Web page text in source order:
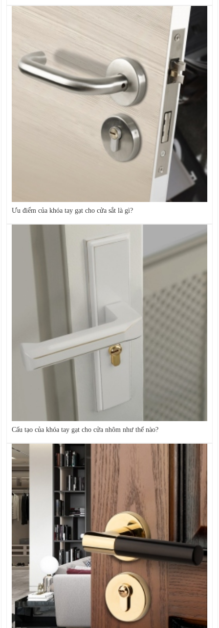
Ưu điểm của khóa tay gạt cho cửa sắt là gì?
Cấu tạo của khóa tay gạt cho cửa nhôm như thế nào?